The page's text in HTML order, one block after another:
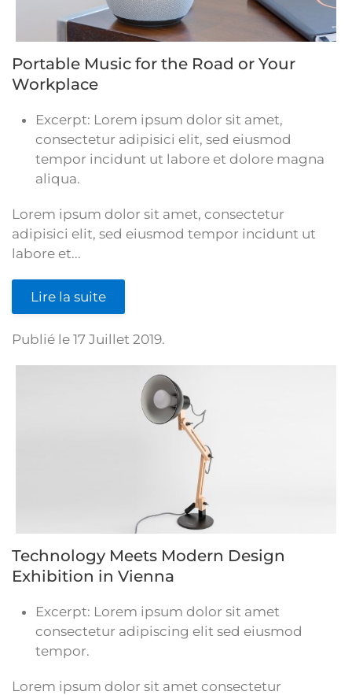
Portable Music for the Road or Your
Workplace
Excerpt: Lorem ipsum dolor sit amet,
consectetur adipisici elit, sed eiusmod
tempor incidunt ut labore et dolore magna
aliqua.
Lorem ipsum dolor sit amet, consectetur
adipisici elit, sed eiusmod tempor incidunt ut
labore et...
Lire la suite
Publié le 17 Juillet 2019.
Technology Meets Modern Design
Exhibition in Vienna
Excerpt: Lorem ipsum dolor sit amet
consectetur adipiscing elit sed eiusmod
tempor.
Lorem ipsum dolor sit amet consectetur